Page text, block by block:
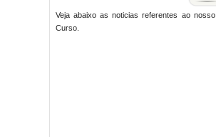
Veja abaixo as noticias referentes ao nosso
Curso.